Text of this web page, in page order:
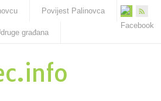
Povijest Palinovca
građana